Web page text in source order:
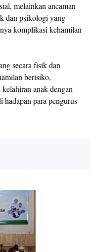
melainkan ancaman
dan psikologi yang
komplikasi kehamilan
secara fisik dan
berisiko,
anak dengan
para pengurus